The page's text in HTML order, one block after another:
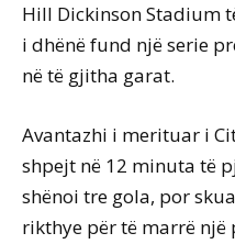
Hill Dickinson Stadium
i dhënë fund një serie
në të gjitha garat.
Avantazhi i merituar i
shpejt në 12 minuta të
shënoi tre gola, por
rikthye për të marrë një